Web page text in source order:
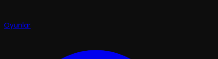
Oyunlar